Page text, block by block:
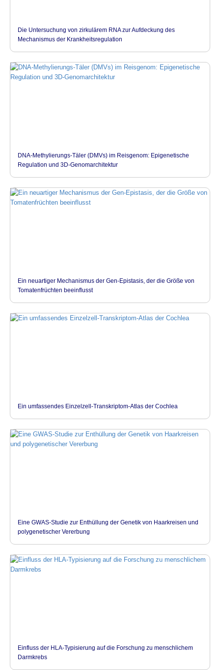
Die Untersuchung von zirkulärem RNA zur Aufdeckung des
Mechanismus der Krankheitsregulation
DNA-Methylierungs-Täler (DMVs) im Reisgenom: Epigenetische
Regulation und 3D-Genomarchitektur
Ein neuartiger Mechanismus der Gen-Epistasis, der die Größe von
Tomatenfrüchten beeinflusst
Ein umfassendes Einzelzell-Transkriptom-Atlas der Cochlea
Eine GWAS-Studie zur Enthüllung der Genetik von Haarkreisen und
polygenetischer Vererbung
Einfluss der HLA-Typisierung auf die Forschung zu menschlichem
Darmkrebs